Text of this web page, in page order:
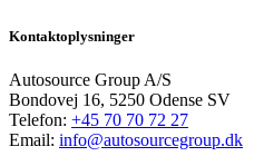
Kontaktoplysninger
Autosource Group A/S
Bondovej 16, 5250 Odense SV
Telefon: +45 70 70 72 27
Email: info@autosourcegroup.dk